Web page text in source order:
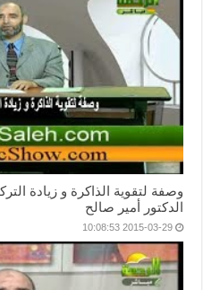
وصفة لتقوية الذاكرة و زيادة
الدكتور أمير صالح
2015-03-29 10:08:53